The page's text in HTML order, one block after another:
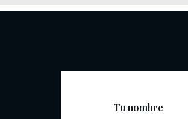
Tu nombre